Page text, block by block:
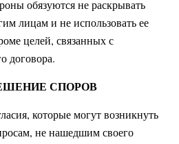
обязуются не раскрывать
лицам и не использовать ее
целей, связанных с
договора.
СПОРОВ
которые могут возникнуть
не нашедшим своего